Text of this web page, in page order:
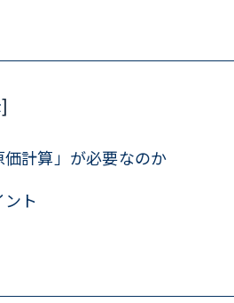
]
計算」が必要なのか
ト